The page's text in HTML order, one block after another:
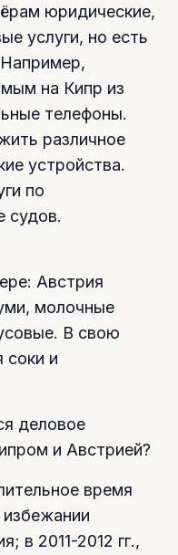
юридические,
услуги, но есть
на Кипр из
телефоны.
различное
устройства.
по
судов.
Австрия
молочные
В свою
соки и
деловое
и Австрией?
время
в 2011-2012 гг.,